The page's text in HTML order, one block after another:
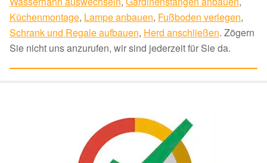
Küchenmontage, Lampe anbauen, Fußboden verlegen,
Schrank und Regale aufbauen, Herd anschließen. Zögern
Sie nicht uns anzurufen, wir sind jederzeit für Sie da.